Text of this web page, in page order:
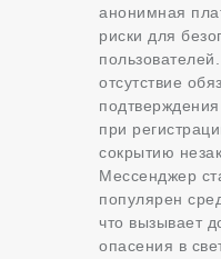
анонимная
риски для
отсутствие
при
сокрытию
Мессенджер
популярен
что вызывает
опасения в